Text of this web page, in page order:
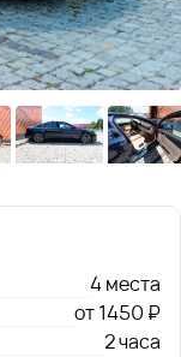
4 места
от 1450 ₽
2 часа